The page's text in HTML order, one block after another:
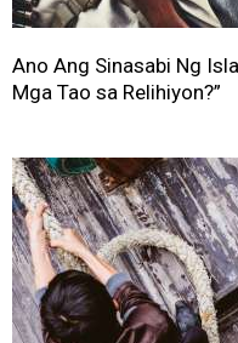
Ano Ang Sinasabi Ng
Mga Tao sa Relihiyon?”